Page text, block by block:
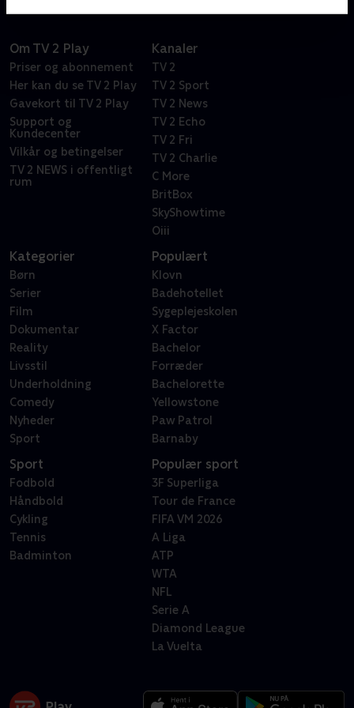
Om TV 2 Play
Priser og abonnement
Her kan du se TV 2 Play
Gavekort til TV 2 Play
Support og
Kundecenter
Vilkår og betingelser
TV 2 NEWS i offentligt
rum
Kanaler
TV 2
TV 2 Sport
TV 2 News
TV 2 Echo
TV 2 Fri
TV 2 Charlie
C More
BritBox
SkyShowtime
Oiii
Kategorier
Børn
Serier
Film
Dokumentar
Reality
Livsstil
Underholdning
Comedy
Nyheder
Sport
Populært
Klovn
Badehotellet
Sygeplejeskolen
X Factor
Bachelor
Forræder
Bachelorette
Yellowstone
Paw Patrol
Barnaby
Sport
Fodbold
Håndbold
Cykling
Tennis
Badminton
Populær sport
3F Superliga
Tour de France
FIFA VM 2026
A Liga
ATP
WTA
NFL
Serie A
Diamond League
La Vuelta